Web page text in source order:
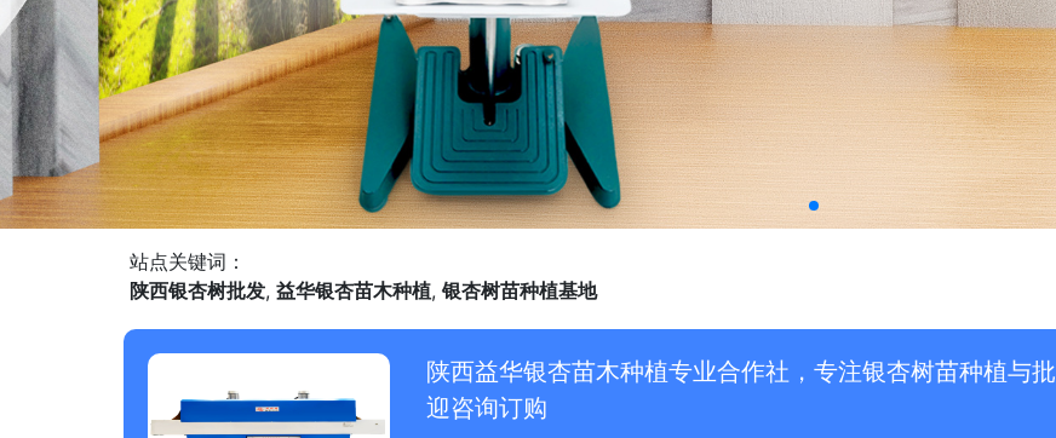
站点关键词：
陕西银杏树批发, 益华银杏苗木种植, 银杏树苗种植基地
陕西益华银杏苗木种植专业合作社，专注银杏树苗种植与
迎咨询订购